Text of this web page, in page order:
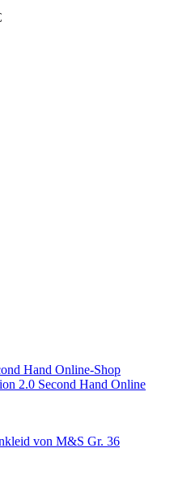
Hand Online-Shop
2.0 Second Hand Online
von M&S Gr. 36